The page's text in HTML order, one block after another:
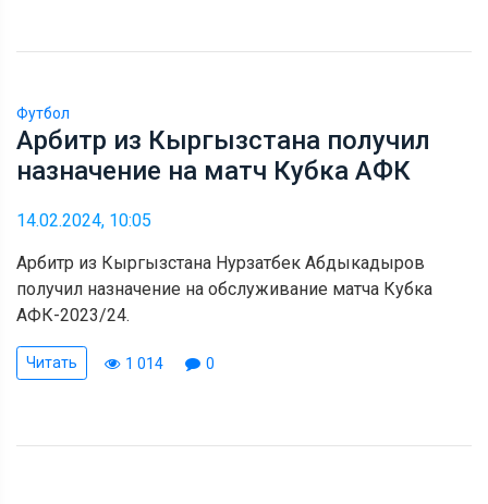
Футбол
Арбитр из Кыргызстана получил
назначение на матч Кубка АФК
14.02.2024, 10:05
Арбитр из Кыргызстана Нурзатбек Абдыкадыров
получил назначение на обслуживание матча Кубка
АФК-2023/24.
Читать 1 014 0